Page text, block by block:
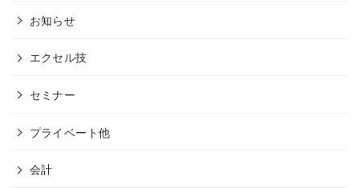
お知らせ
エクセル技
セミナー
プライベート他
会計